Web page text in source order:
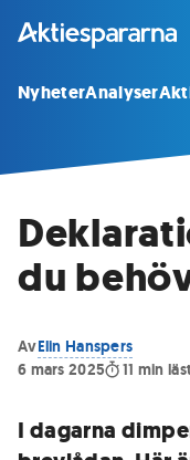
NyheterAnalyser
du
AvElin Hanspers
6 mars 2025
11 min
I dagarna